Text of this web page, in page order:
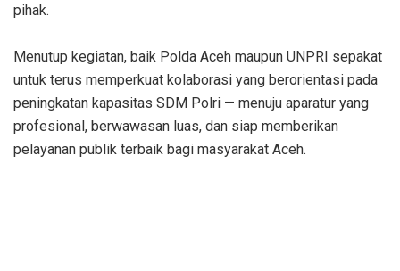
pihak.
‎Menutup kegiatan, baik Polda Aceh maupun UNPRI sepakat
untuk terus memperkuat kolaborasi yang berorientasi pada
peningkatan kapasitas SDM Polri — menuju aparatur yang
profesional, berwawasan luas, dan siap memberikan
pelayanan publik terbaik bagi masyarakat Aceh.